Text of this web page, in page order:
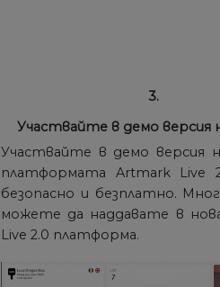
3.
Участвайте в демо версия
Участвайте в демо версия
платформата Artmark Live
безопасно и безплатно.
можете да наддавате в
Live 2.0 платформа.